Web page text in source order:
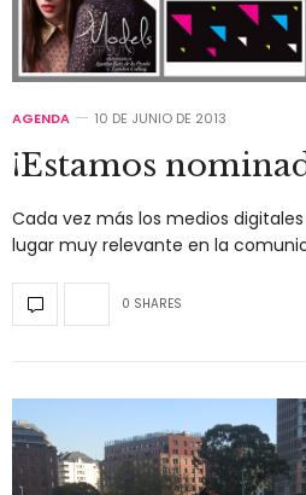
AGENDA 10 DE JUNIO DE 2013
¡Estamos
Cada vez más los medios
lugar muy relevante en la
0 SHARES